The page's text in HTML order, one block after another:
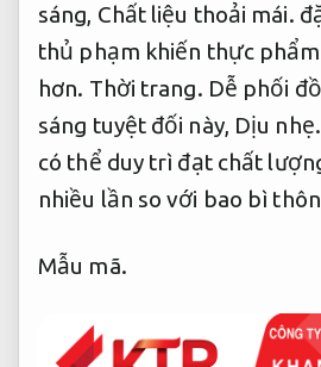
sáng, Chất liệu thoải mái.
thủ phạm khiến thực
hơn. Thời trang. Dễ phối
sáng tuyệt đối này, Dịu nhẹ.
có thể duy trì đạt chất
nhiều lần so với bao bì
Mẫu mã.